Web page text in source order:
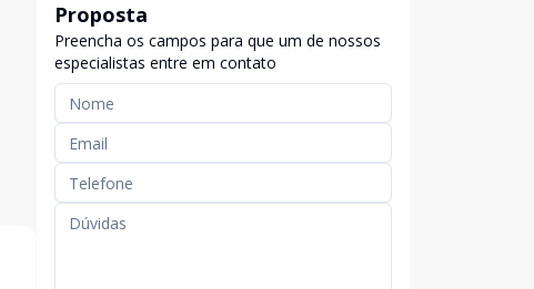
Proposta
Preencha os campos para que um de nossos
especialistas entre em contato